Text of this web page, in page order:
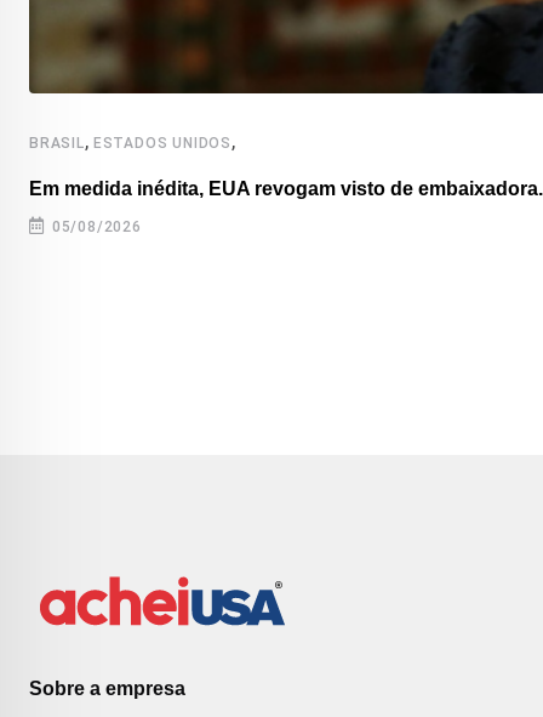
BRASIL, ESTADOS UNIDOS ,
Em medida inédita, EUA revogam visto de
05/08/2026
Sobre a empresa